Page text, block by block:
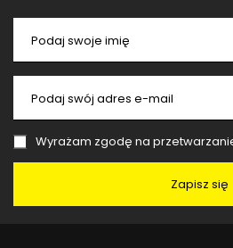
Podaj swoje imię
Podaj swój adres e-mail
Wyrażam zgodę na przetwarzanie moich danych osobowych (adres e-mail) na potrzeby
Zapisz się